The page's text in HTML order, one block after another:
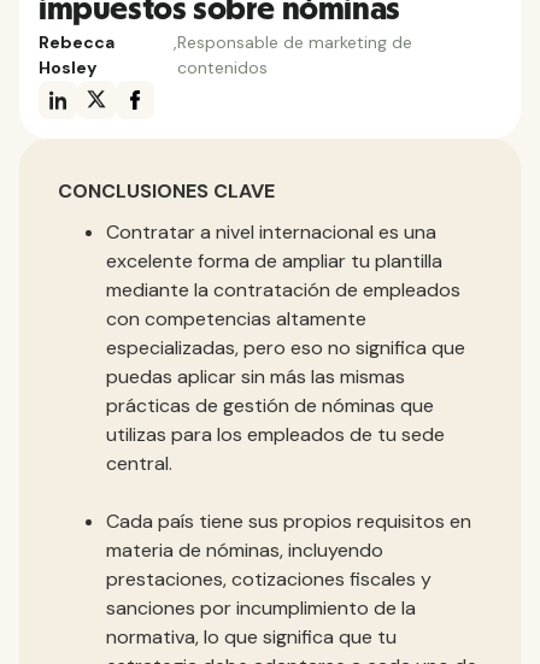
impuestos sobre nóminas
Rebecca
Hosley
Responsable de marketing de
contenidos
CONCLUSIONES CLAVE
Contratar a nivel internacional es una
excelente forma de ampliar tu plantilla
mediante la contratación de empleados
con competencias altamente
especializadas, pero eso no significa que
puedas aplicar sin más las mismas
prácticas de gestión de nóminas que
utilizas para los empleados de tu sede
central.
Cada país tiene sus propios requisitos en
materia de nóminas, incluyendo
prestaciones, cotizaciones fiscales y
sanciones por incumplimiento de la
normativa, lo que significa que tu